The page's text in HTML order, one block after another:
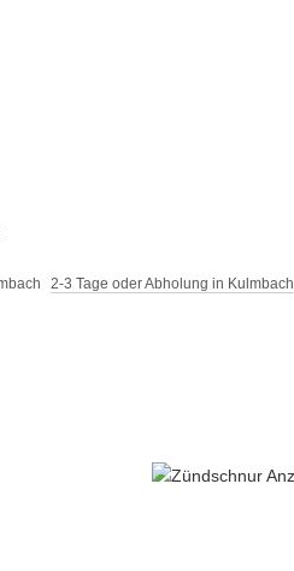
2-3 Tage oder Abholung in Kulmbach